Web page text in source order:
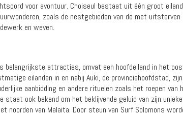
voor avontuur. Choiseul bestaat uit één groot
zoals de nestgebieden van de met
en weven.
attracties, omvat een hoofdeiland in het
eilanden in en nabij Auki, de provinciehoofdstad,
aanbidding en andere rituelen zoals het roepen
staat ook bekend om het beklijvende geluid van zijn
noorden van Malaita. Door steun van Surf Solomons